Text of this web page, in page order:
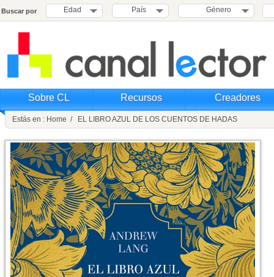
Buscar por Edad País Género
Sobre CL Recursos Creadores
Estás en : Home / EL LIBRO AZUL DE LOS CUENTOS DE HADAS